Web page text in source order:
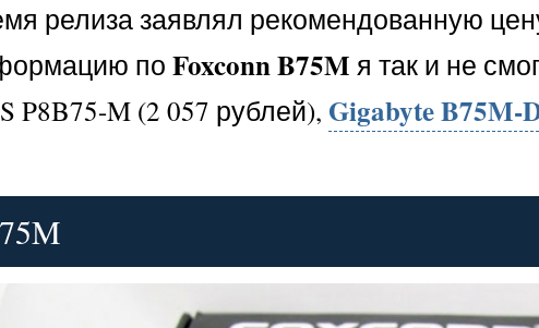
релиза заявлял рекомендованную
по Foxconn B75M я так и не
P8B75-M (2 057 рублей), Gigabyte B75M-